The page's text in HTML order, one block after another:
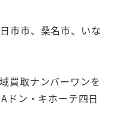
市市、桑名市、いな
買取ナンバーワンを
ドン・キホーテ四日